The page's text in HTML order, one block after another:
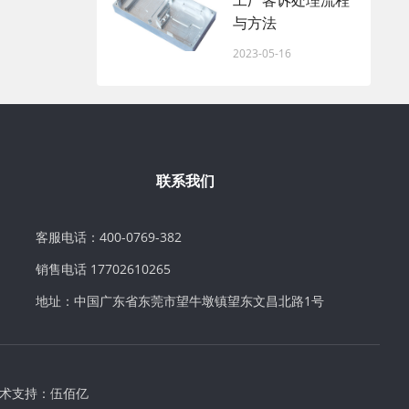
与方法
2023-05-16
联系我们
客服电话：400-0769-382
销售电话 17702610265
地址：中国广东省东莞市望牛墩镇望东文昌北路1号
支持： 伍佰亿